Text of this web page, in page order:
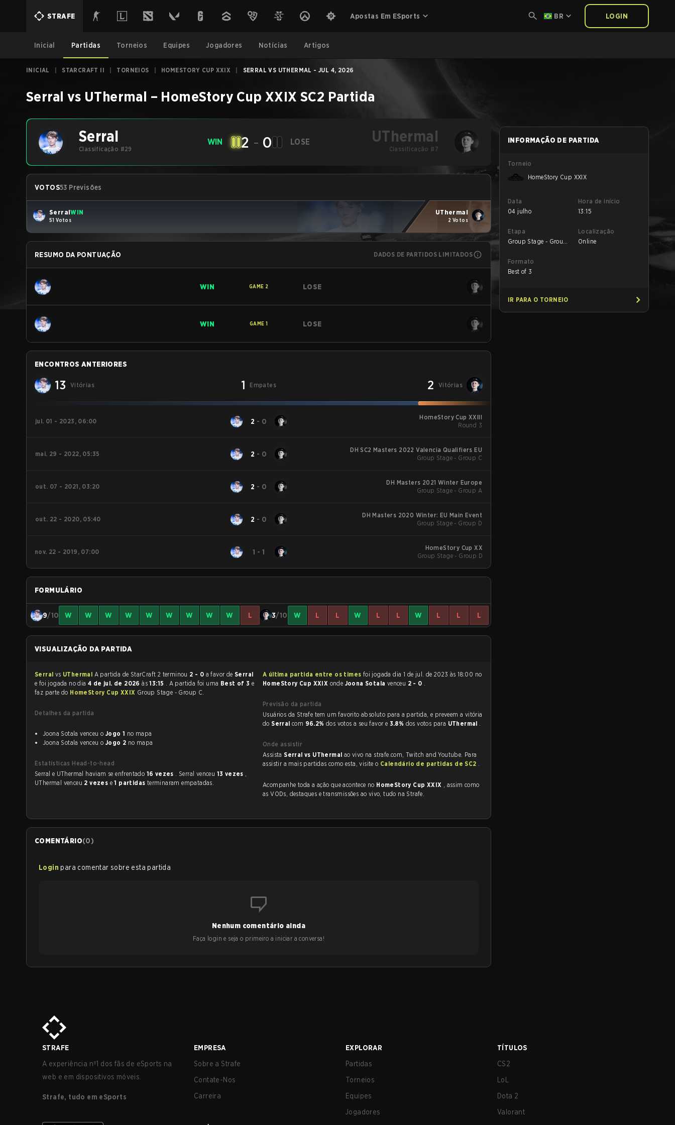
STRAFE Apostas Em ESports BR LOGIN
Inicial Partidas Torneios Equipes Jogadores Notícias Artigos
INICIAL STARCRAFT II TORNEIOS HOMESTORY CUP XXIX SERRAL VS UTHERMAL - JUL 4, 2026
Serral vs UThermal – HomeStory Cup XXIX SC2 Partida
Serral
Classificação #29
WIN 2 - 0 LOSE UThermal
Classificação #7
VOTOS53 Previsões
SerralWIN
51 Votos
UThermal
2 Votos
RESUMO DA PONTUAÇÃO DADOS DE PARTIDOS LIMITADOS
WIN GAME 2 LOSE
WIN GAME 1 LOSE
ENCONTROS ANTERIORES
13 Vitórias 1 Empates 2 Vitórias
jul. 01 - 2023, 06:00 2 - 0
HomeStory Cup XXIII
Round 3
mai. 29 - 2022, 05:35 2 - 0
DH SC2 Masters 2022 Valencia Qualifiers EU
Group Stage - Group C
out. 07 - 2021, 03:20 2 - 0
DH Masters 2021 Winter Europe
Group Stage - Group A
out. 22 - 2020, 05:40 2 - 0
DH Masters 2020 Winter: EU Main Event
Group Stage - Group D
nov. 22 - 2019, 07:00 1 - 1
HomeStory Cup XX
Group Stage - Group D
FORMULÁRIO
9/10 W W W W W W W W W L 3/10 W L L W L L W L L L
VISUALIZAÇÃO DA PARTIDA
Serral vs UThermal A partida de StarCraft 2 terminou 2 - 0 a favor de Serral
e foi jogada no dia 4 de jul. de 2026às13:15 . A partida foi uma Best of 3 e
faz parte do HomeStory Cup XXIX Group Stage - Group C.
Detalhes da partida
Joona Sotala venceu o Jogo 1 no mapa
Joona Sotala venceu o Jogo 2 no mapa
Estatísticas Head-to-head
Serral e UThermal haviam se enfrentado 16 vezes . Serral venceu 13 vezes ,
UThermal venceu 2 vezes e1 partidas terminaram empatadas.
A última partida entre os times foi jogada dia 1 de jul. de 2023 às 18:00 no
HomeStory Cup XXIX onde Joona Sotala venceu 2 - 0 .
Previsão da partida
Usuários da Strafe tem um favorito absoluto para a partida, e preveem a vitória
doSerral com 96.2% dos votos a seu favor e 3.8% dos votos para UThermal .
Onde assistir
AssistaSerral vs UThermal ao vivo na strafe.com, Twitch and Youtube. Para
assistir a mais partidas como esta, visite o Calendário de partidas de SC2 .
Acompanhe toda a ação que acontece no HomeStory Cup XXIX , assim como
as VODs, destaques e transmissões ao vivo, tudo na Strafe.
COMENTÁRIO(0)
Login para comentar sobre esta partida
Nenhum comentário ainda
Faça login e seja o primeiro a iniciar a conversa!
INFORMAÇÃO DE PARTIDA
Torneio
HomeStory Cup XXIX
Data
04 julho
Hora de início
13:15
Etapa
Group Stage - Group
Localização
Online
Formato
Best of 3
IR PARA O TORNEIO
STRAFE
A experiência nº1 dos fãs de eSports na
web e em dispositivos móveis.
Strafe, tudo em eSports
EMPRESA
Sobre a Strafe
Contate-Nos
Carreira
EXPLORAR
Partidas
Torneios
Equipes
Jogadores
TÍTULOS
CS2
LoL
Dota 2
Valorant